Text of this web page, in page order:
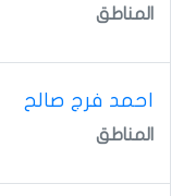
المناطق
احمد فرج صالح
المناطق